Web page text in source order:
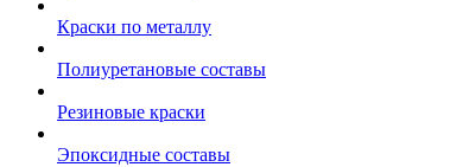
Краски по металлу
Полиуретановые составы
Резиновые краски
Эпоксидные составы